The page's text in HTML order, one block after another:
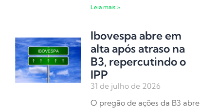
Leia mais »
Ibovespa abre em
alta após atraso na
B3, repercutindo o
IPP
31 de julho de 2026
O pregão de ações da B3 abre